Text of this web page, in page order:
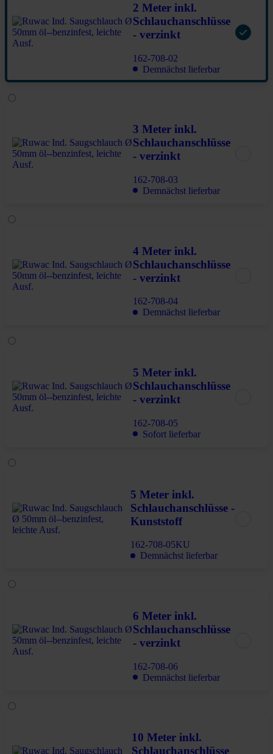
2 Meter inkl.
Schlauchanschlüsse
- verzinkt
162-708-02
Demnächst lieferbar
3 Meter inkl.
Schlauchanschlüsse
- verzinkt
162-708-03
Demnächst lieferbar
4 Meter inkl.
Schlauchanschlüsse
- verzinkt
162-708-04
Demnächst lieferbar
5 Meter inkl.
Schlauchanschlüsse
- verzinkt
162-708-05
Sofort lieferbar
5 Meter inkl.
Schlauchanschlüsse -
Kunststoff
162-708-05KU
Demnächst lieferbar
6 Meter inkl.
Schlauchanschlüsse
- verzinkt
162-708-06
Demnächst lieferbar
10 Meter inkl.
Schlauchanschlüsse